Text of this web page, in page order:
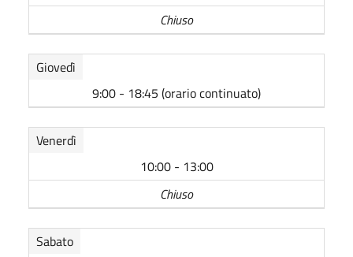
Chiuso
Giovedì
9:00 - 18:45 (orario continuato)
Venerdì
10:00 - 13:00
Chiuso
Sabato